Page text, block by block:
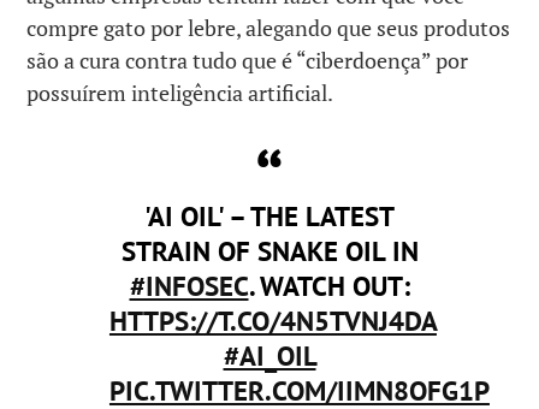
compre gato por lebre, alegando que seus produtos
são a cura contra tudo que é “ciberdoença” por
possuírem inteligência artificial.
'AI OIL' – THE LATEST
STRAIN OF SNAKE OIL IN
#INFOSEC. WATCH OUT:
HTTPS://T.CO/4N5TVNJ4DA
#AI_OIL
PIC.TWITTER.COM/IIMN8OFG1P